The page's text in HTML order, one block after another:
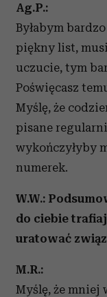
Ag.P.:
Byłabym
piękny list,
uczucie, tym
Poświęcasz
Myślę, że
pisane
wykończyłyby
numerek.
W.W.:
do ciebie
uratować
M.R.:
Myślę, że mniej